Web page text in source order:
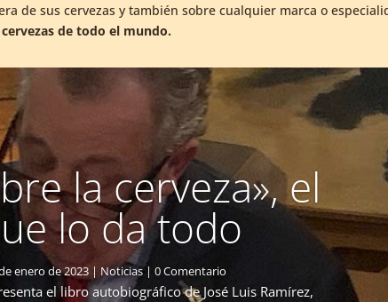
de sus cervezas y también sobre cualquier marca o
de todo el mundo.
la cerveza», el
lo da todo
enero de 2023| Noticias| 0 Comentario
el libro autobiográfico de José Luis Ramírez,